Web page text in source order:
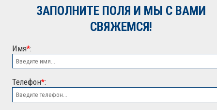
обработке данных вПолитике
*
ЗАПОЛНИТЕ ПОЛЯ И МЫ С ВАМИ
СВЯЖЕМСЯ!
Имя*:
Телефон*: